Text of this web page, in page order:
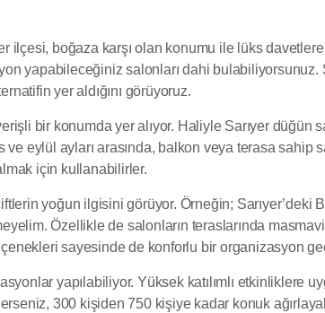
ilçesi, boğaza karşı olan konumu ile lüks
yapabileceğiniz salonları dahi bulabiliyorsunuz.
yer aldığını görüyoruz.
bir konumda yer alıyor. Haliyle Sarıyer düğün
eylül ayları arasında, balkon veya terasa sahip
için kullanabilirler.
yoğun ilgisini görüyor. Örneğin; Sarıyer’deki
Özellikle de salonların teraslarında
sayesinde de konforlu bir organizasyon
yapılabiliyor. Yüksek katılımlı etkinliklere
300 kişiden 750 kişiye kadar konuk